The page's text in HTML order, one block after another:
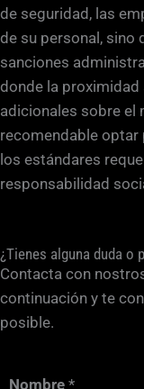
de seguridad, las
de su personal, sino
sanciones
donde la proximidad
adicionales sobre el
recomendable optar
los estándares
responsabilidad
¿Tienes alguna duda o
Contacta con
continuación y te
posible.
Nombre *